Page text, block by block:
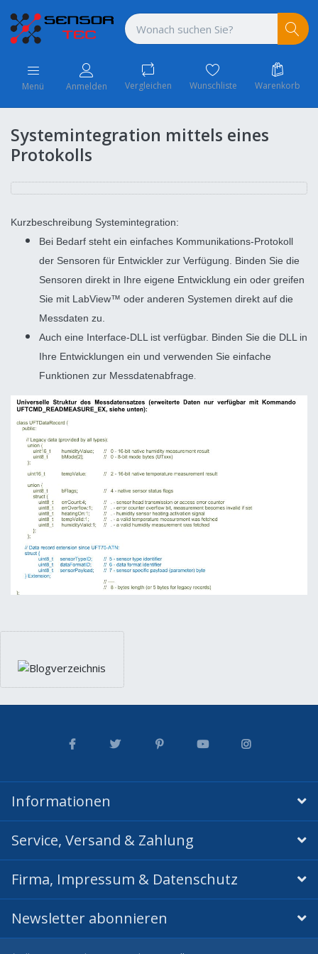
Menü Anmelden Vergleichen Wunschliste Warenkorb
Systemintegration mittels eines
Protokolls
Kurzbeschreibung Systemintegration:
Bei Bedarf steht ein einfaches Kommunikations-Protokoll
der Sensoren für Entwickler zur Verfügung. Binden Sie die
Sensoren direkt in Ihre eigene Entwicklung ein oder greifen
Sie mit LabView™ oder anderen Systemen direkt auf die
Messdaten zu.
Auch eine Interface-DLL ist verfügbar. Binden Sie die DLL in
Ihre Entwicklungen ein und verwenden Sie einfache
Funktionen zur Messdatenabfrage.
Informationen
Service, Versand & Zahlung
Firma, Impressum & Datenschutz
Newsletter abonnieren